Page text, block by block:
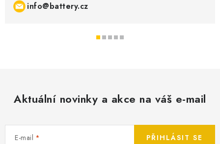
info@battery.cz
Aktuální novinky a akce na váš e-mail
E-mail PŘIHLÁSIT SE